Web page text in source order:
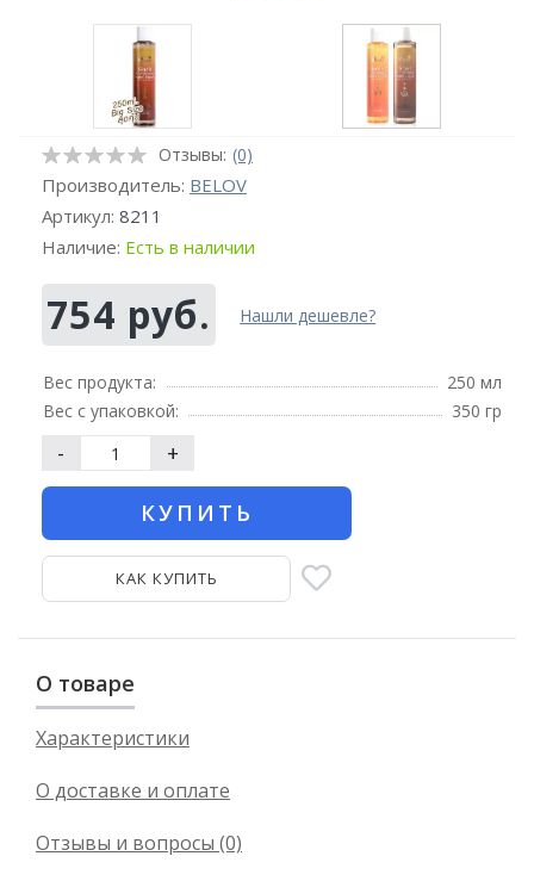
Отзывы: (0)
Производитель: BELOV
Артикул: 8211
Наличие: Есть в наличии
754 руб. Нашли дешевле?
Вес продукта:
250 мл
Вес с упаковкой:
350 гр
- +
КУПИТЬ
КАК КУПИТЬ
О товаре
Характеристики
О доставке и оплате
Отзывы и вопросы (0)